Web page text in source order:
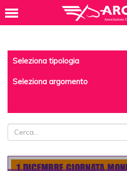
Seleziona tipologia
Seleziona argomento